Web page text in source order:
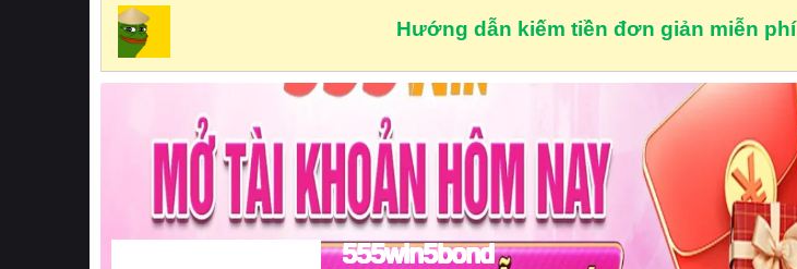
Hướng dẫn kiếm tiền đơn giản miễn phí
555win5bond